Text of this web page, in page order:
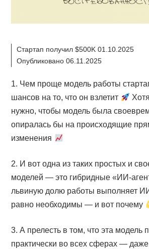
Стартап получил $500K 01.10.2025
Опубликовано 06.11.2025
1. Чем проще модель работы
шансов на то, что он взлетит
нужно, чтобы модель была
опиралась бы на происходящие
изменения
2. И вот одна из таких простых и
моделей — это гибридные «ИИ-
львиную долю работы выполняет
равно необходимы — и вот почему
3. А прелесть в том, что эта модель
практически во всех сферах —